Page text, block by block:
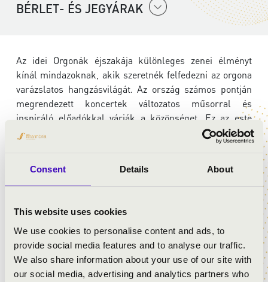
Consent Details About
This website uses cookies
We use cookies to personalise content and ads, to
provide social media features and to analyse our traffic.
We also share information about your use of our site with
our social media, advertising and analytics partners who
BÉRLET- ÉS JEGYÁRAK
Az idei Orgonák éjszakája különleges zenei élményt
kínál mindazoknak, akik szeretnék felfedezni az orgona
varázslatos hangzásvilágát. Az ország számos pontján
megrendezett koncertek változatos műsorral és
inspiráló előadókkal várják a közönséget. Ez az este
remek alkalom arra, hogy együtt ünnepeljük a zenét, és
közelebb kerüljünk egy igazán különleges hangszerhez.
A budapesti
Wekerle-telepi Munkás Szent József
templombanünnepi orgonás liturgia keretében valósul
A műsorban Vajda János, Schubert és César Franck
művei mellett Laczó Zoltán Vince több alkotása – köztük
aSuite in honorem Patrona Hungariaeősbemutatója – is
felcsendül orgona, fuvola és ének közreműködésével.